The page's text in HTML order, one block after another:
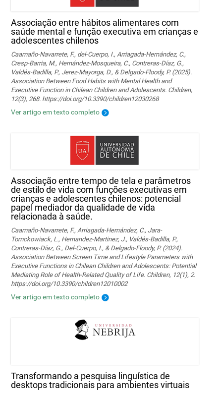
Associação entre hábitos alimentares com
saúde mental e função executiva em crianças e
adolescentes chilenos
Caamaño-Navarrete, F., del-Cuerpo, I., Arriagada-Hernández, C.,
Cresp-Barria, M., Hernández-Mosqueira, C., Contreras-Díaz, G.,
Valdés-Badilla, P., Jerez-Mayorga, D., & Delgado-Floody, P. (2025).
Association Between Food Habits with Mental Health and
Executive Function in Chilean Children and Adolescents. Children,
12(3), 268. https://doi.org/10.3390/children12030268
Ver artigo em texto completo
Associação entre tempo de tela e parâmetros
de estilo de vida com funções executivas em
crianças e adolescentes chilenos: potencial
papel mediador da qualidade de vida
relacionada à saúde.
Caamaño-Navarrete, F., Arriagada-Hernández, C., Jara-
Tomckowiack, L., Hernandez-Martinez, J., Valdés-Badilla, P.,
Contreras-Díaz, G., Del-Cuerpo, I., & Delgado-Floody, P. (2024).
Association Between Screen Time and Lifestyle Parameters with
Executive Functions in Chilean Children and Adolescents: Potential
Mediating Role of Health-Related Quality of Life. Children, 12(1), 2.
https://doi.org/10.3390/children12010002
Ver artigo em texto completo
Transformando a pesquisa linguística de
desktops tradicionais para ambientes virtuais